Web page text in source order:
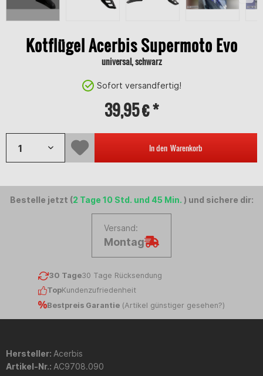
Kotflügel Acerbis Supermoto Evo
universal, schwarz
Sofort versandfertig!
39,95 € *
In den Warenkorb
Bestelle jetzt (2 Tage 10 Std. und 45 Min. ) und sichere dir:
Versand:
Montag
30 Tage30 Tage Rücksendung
TopKundenzufriedenheit
Bestpreis Garantie (Artikel günstiger gesehen?)
Hersteller: Acerbis
Artikel-Nr.: AC9708.090